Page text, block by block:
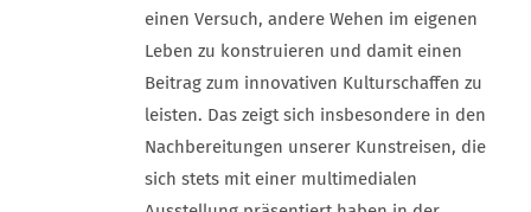
einen Versuch, andere Wehen im eigenen
Leben zu konstruieren und damit einen
Beitrag zum innovativen Kulturschaffen zu
leisten. Das zeigt sich insbesondere in den
Nachbereitungen unserer Kunstreisen, die
sich stets mit einer multimedialen